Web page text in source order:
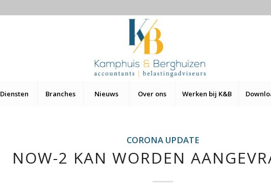
Diensten Branches Nieuws Over ons Werken bij K&B
CORONA UPDATE
NOW-2 KAN WORDEN